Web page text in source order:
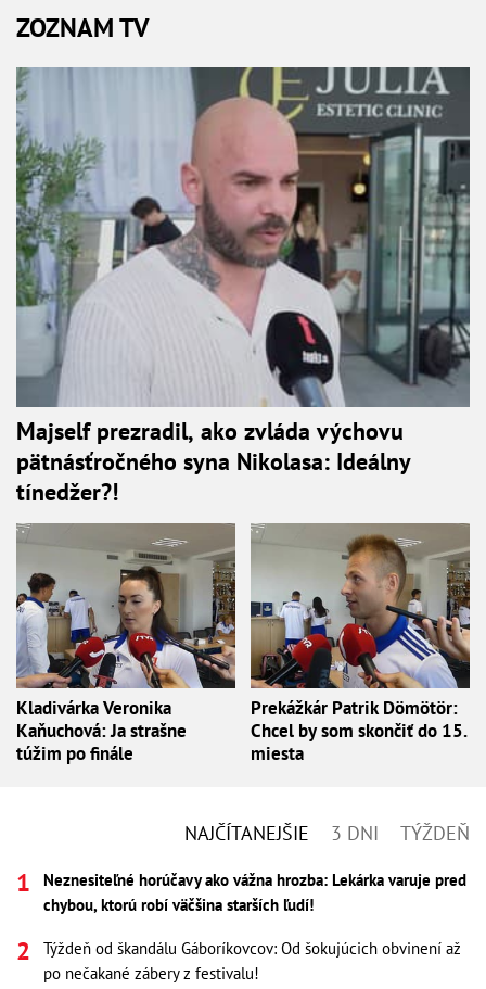
ZOZNAM TV
Majself prezradil, ako zvláda výchovu
pätnásťročného syna Nikolasa: Ideálny
tínedžer?!
Kladivárka Veronika
Kaňuchová: Ja strašne
túžim po finále
Prekážkár Patrik Dömötör:
Chcel by som skončiť do 15.
miesta
NAJČÍTANEJŠIE 3 DNI TÝŽDEŇ
Neznesiteľné horúčavy ako vážna hrozba: Lekárka varuje pred
chybou, ktorú robí väčšina starších ľudí!
Týždeň od škandálu Gáboríkovcov: Od šokujúcich obvinení až
po nečakané zábery z festivalu!